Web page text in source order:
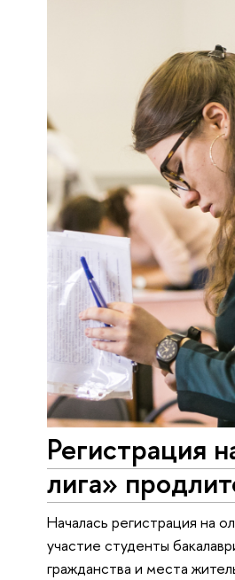
Регистрация
лига»
Началась регистрация на
участие студенты
гражданства и места